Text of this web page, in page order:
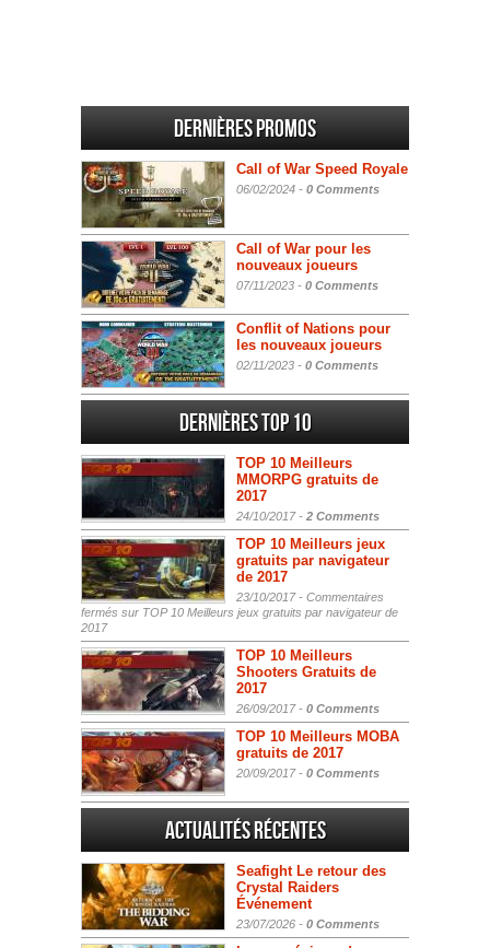
Dernières promos
Call of War Speed Royale
06/02/2024 - 0 Comments
Call of War pour les
nouveaux joueurs
07/11/2023 - 0 Comments
Conflit of Nations pour
les nouveaux joueurs
02/11/2023 - 0 Comments
Dernières Top 10
TOP 10 Meilleurs
MMORPG gratuits de
2017
24/10/2017 - 2 Comments
TOP 10 Meilleurs jeux
gratuits par navigateur
de 2017
23/10/2017 - Commentaires
fermés sur TOP 10 Meilleurs jeux gratuits par navigateur de
2017
TOP 10 Meilleurs
Shooters Gratuits de
2017
26/09/2017 - 0 Comments
TOP 10 Meilleurs MOBA
gratuits de 2017
20/09/2017 - 0 Comments
Actualités Récentes
Seafight Le retour des
Crystal Raiders
Événement
23/07/2026 - 0 Comments